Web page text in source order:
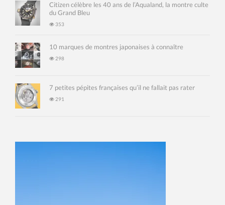
Citizen célèbre les 40 ans de l’Aqualand, la montre culte
du Grand Bleu
353
10 marques de montres japonaises à connaître
298
7 petites pépites françaises qu’il ne fallait pas rater
291